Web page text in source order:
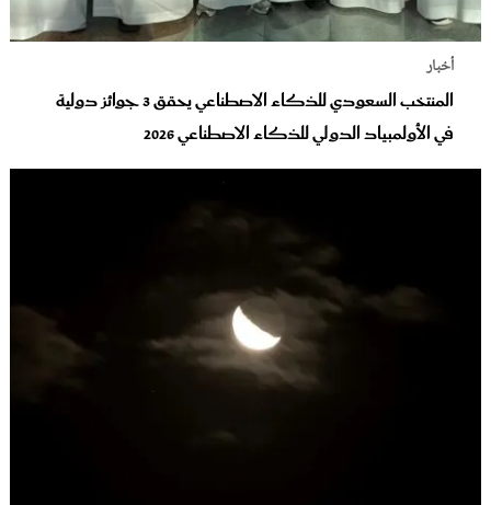
أخبار
المنتخب السعودي للذكاء الاصطناعي يحقق 3 جوائز دولية
في الأولمبياد الدولي للذكاء الاصطناعي 2026